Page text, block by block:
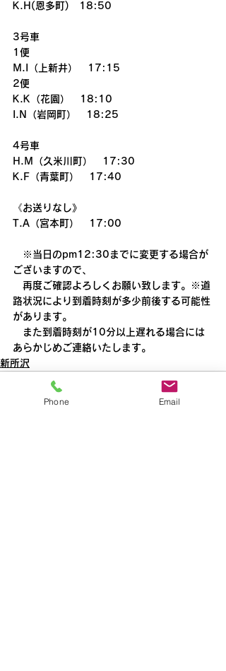
K.H(恩多町)　18:50
3号車
1便
M.I（上新井）　17:15
2便
K.K（花園）　18:10
I.N（岩岡町）　18:25
4号車
H.M（久米川町）　17:30
K.F（青葉町）　17:40
《お送りなし》
T.A（宮本町）　17:00
※当日のpm12:30までに変更する場合が
ございますので、
再度ご確認よろしくお願い致します。※道
路状況により到着時刻が多少前後する可能性
があります。
また到着時刻が10分以上遅れる場合には
あらかじめご連絡いたします。
新所沢
Phone Email